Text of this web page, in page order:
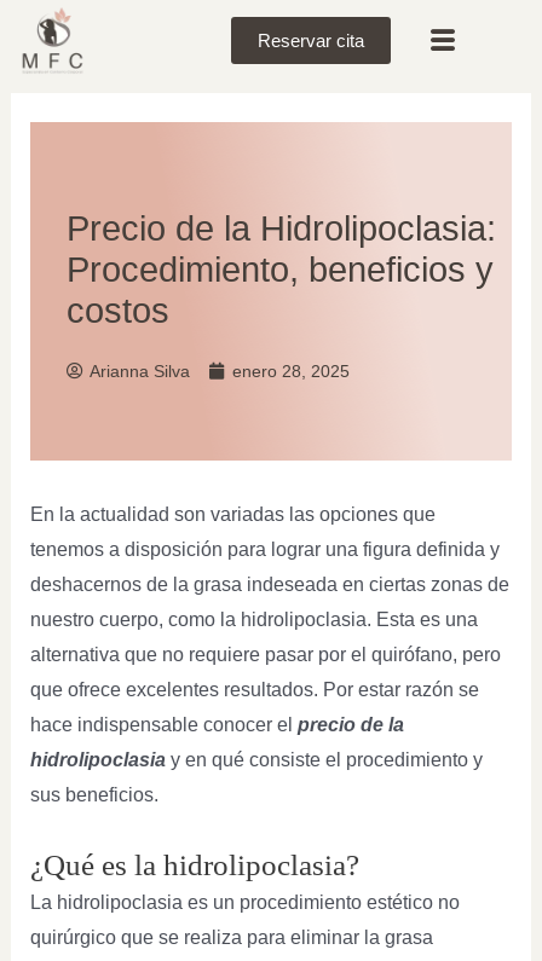
Reservar cita
Precio de la Hidrolipoclasia:
Procedimiento, beneficios y
costos
Arianna Silva enero 28, 2025
En la actualidad son variadas las opciones que
tenemos a disposición para lograr una figura definida y
deshacernos de la grasa indeseada en ciertas zonas de
nuestro cuerpo, como la hidrolipoclasia. Esta es una
alternativa que no requiere pasar por el quirófano, pero
que ofrece excelentes resultados. Por estar razón se
hace indispensable conocer el precio de la
hidrolipoclasia y en qué consiste el procedimiento y
sus beneficios.
¿Qué es la hidrolipoclasia?
La hidrolipoclasia es un procedimiento estético no
quirúrgico que se realiza para eliminar la grasa